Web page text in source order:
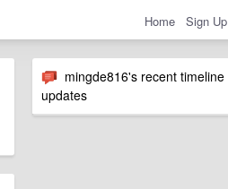
Home Sign Up
mingde816's recent timeline
updates